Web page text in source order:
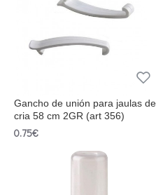
Gancho de unión para jaulas de
cria 58 cm 2GR (art 356)
0.75€